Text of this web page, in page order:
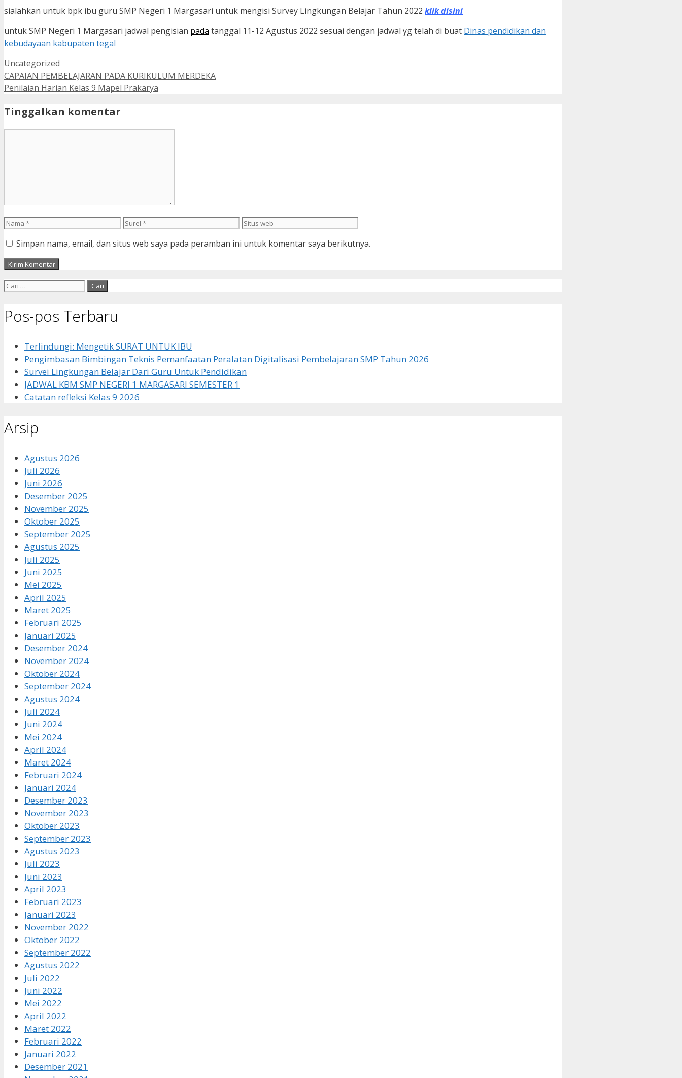
sialahkan untuk bpk ibu guru SMP Negeri 1 Margasari untuk mengisi Survey Lingkungan Belajar Tahun 2022 klik disini
untuk SMP Negeri 1 Margasari jadwal pengisian pada tanggal 11-12 Agustus 2022 sesuai dengan jadwal yg telah di buat Dinas pendidikan dan
kebudayaan kabupaten tegal
Kategori
Uncategorized
CAPAIAN PEMBELAJARAN PADA KURIKULUM MERDEKA
Penilaian Harian Kelas 9 Mapel Prakarya
Tinggalkan komentar
Nama Surel
Situs
Simpan nama, email, dan situs web saya pada peramban ini untuk komentar saya berikutnya.
Cari
Pos-pos Terbaru
Terlindungi: Mengetik SURAT UNTUK IBU
Pengimbasan Bimbingan Teknis Pemanfaatan Peralatan Digitalisasi Pembelajaran SMP Tahun 2026
Survei Lingkungan Belajar Dari Guru Untuk Pendidikan
JADWAL KBM SMP NEGERI 1 MARGASARI SEMESTER 1
Catatan refleksi Kelas 9 2026
Arsip
Agustus 2026
Juli 2026
Juni 2026
Desember 2025
November 2025
Oktober 2025
September 2025
Agustus 2025
Juli 2025
Juni 2025
Mei 2025
April 2025
Maret 2025
Februari 2025
Januari 2025
Desember 2024
November 2024
Oktober 2024
September 2024
Agustus 2024
Juli 2024
Juni 2024
Mei 2024
April 2024
Maret 2024
Februari 2024
Januari 2024
Desember 2023
November 2023
Oktober 2023
September 2023
Agustus 2023
Juli 2023
Juni 2023
April 2023
Februari 2023
Januari 2023
November 2022
Oktober 2022
September 2022
Agustus 2022
Juli 2022
Juni 2022
Mei 2022
April 2022
Maret 2022
Februari 2022
Januari 2022
Desember 2021